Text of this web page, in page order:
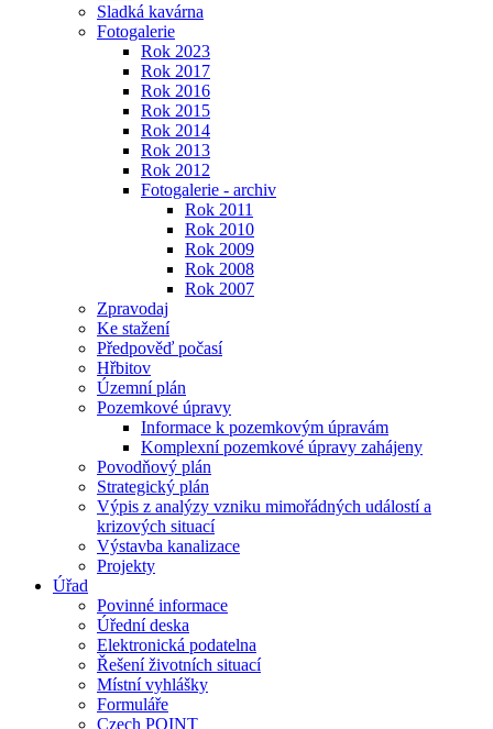
Sladká kavárna
Fotogalerie
Rok 2023
Rok 2017
Rok 2016
Rok 2015
Rok 2014
Rok 2013
Rok 2012
Fotogalerie - archiv
Rok 2011
Rok 2010
Rok 2009
Rok 2008
Rok 2007
Zpravodaj
Ke stažení
Předpověď počasí
Hřbitov
Územní plán
Pozemkové úpravy
Informace k pozemkovým úpravám
Komplexní pozemkové úpravy zahájeny
Povodňový plán
Strategický plán
Výpis z analýzy vzniku mimořádných událostí a
krizových situací
Výstavba kanalizace
Projekty
Úřad
Povinné informace
Úřední deska
Elektronická podatelna
Řešení životních situací
Místní vyhlášky
Formuláře
Czech POINT